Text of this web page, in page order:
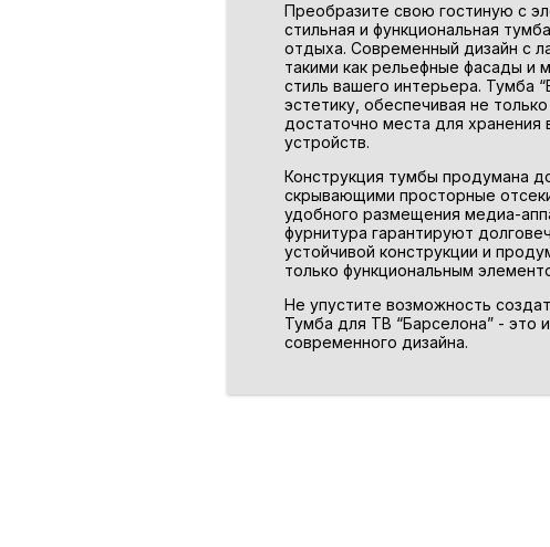
Преобразите свою гостиную с
стильная и функциональная
отдыха. Современный дизайн с
такими как рельефные фасады и
стиль вашего интерьера. Тумба
эстетику, обеспечивая не
достаточно места для
устройств.
Конструкция тумбы продумана
скрывающими просторные
удобного размещения медиа-
фурнитура гарантируют
устойчивой конструкции и
только функциональным
Не упустите возможность
Тумба для ТВ “Барселона” - это
современного дизайна.